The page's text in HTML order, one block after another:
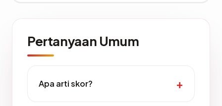
Pertanyaan Umum
Apa arti skor?